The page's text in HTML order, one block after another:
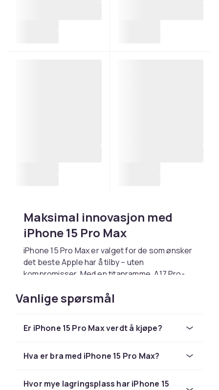
Maksimal innovasjon med
iPhone 15 Pro Max
iPhone 15 Pro Max er valget for de som ønsker
det beste Apple har å tilby – uten
kompromisser. Med en titanramme, A17 Pro-
kombineres ytelse, design og funksjon i et
større, men lettere format. Enten du
hverdagen, er modellen tilgjengelig i flere
deg.
Kraft som kan håndtere alt og
Vanlige spørsmål
Er iPhone 15 Pro Max verdt å kjøpe?
Hva er bra med iPhone 15 Pro Max?
Hvor mye lagringsplass har iPhone 15